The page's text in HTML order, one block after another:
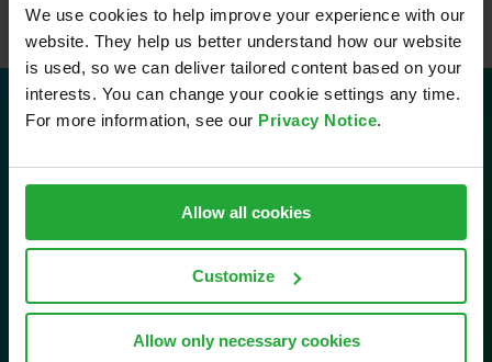
We use cookies to help improve your experience with our
website. They help us better understand how our website
is used, so we can deliver tailored content based on your
interests. You can change your cookie settings any time.
For more information, see our Privacy Notice.
Allow all cookies
Customize
Allow only necessary cookies
Kontakt
AVL Software and Functions GmbH
Im Gewerbepark B29
93059 Regensburg
Email:info.sfr@avl.com